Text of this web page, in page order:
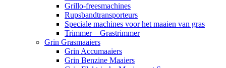
Grillo-freesmachines
Rupsbandtransporteurs
Speciale machines voor het maaien van gras
Trimmer – Grastrimmer
Grin Grasmaaiers
Grin Accumaaiers
Grin Benzine Maaiers